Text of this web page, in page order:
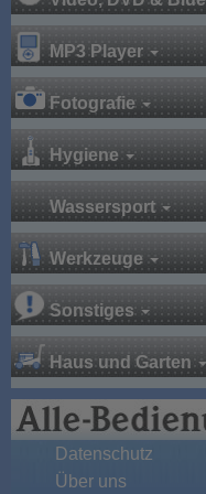
MP3 Player
Fotografie
Hygiene
Wassersport
Werkzeuge
Sonstiges
Haus und Garten
Datenschutz
Über uns